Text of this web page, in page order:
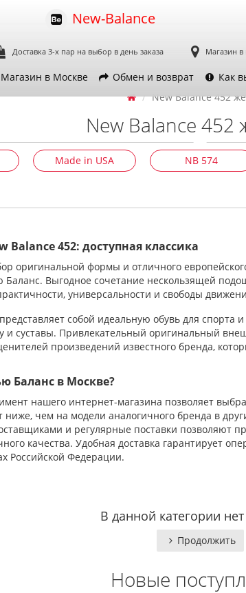
New-Balance
Доставка 3-х пар на выбор в день заказа Магазин
Магазин в Москве Обмен и возврат Как
New Balance 452
New Balance 452
Made in USA NB 574
Balance 452: доступная классика
оригинальной формы и отличного
Баланс. Выгодное сочетание нескользящей
универсальности и свободы
собой идеальную обувь для спорта
и суставы. Привлекательный оригинальный
произведений известного бренда,
Баланс в Москве?
нашего интернет-магазина позволяет
ниже, чем на модели аналогичного бренда в
и регулярные поставки позволяют
качества. Удобная доставка гарантирует
Российской Федерации.
В данной категории
Продолжить
Новые